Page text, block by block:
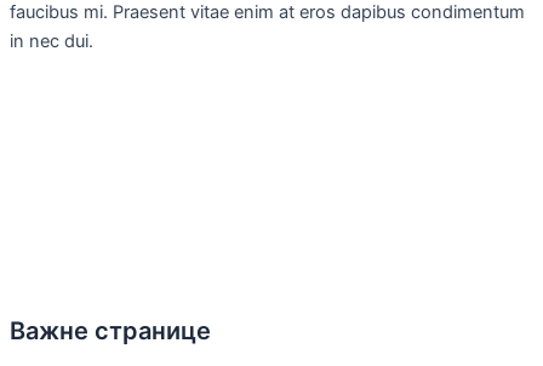
faucibus mi. Praesent vitae enim at eros dapibus condimentum
in nec dui.
Важне странице